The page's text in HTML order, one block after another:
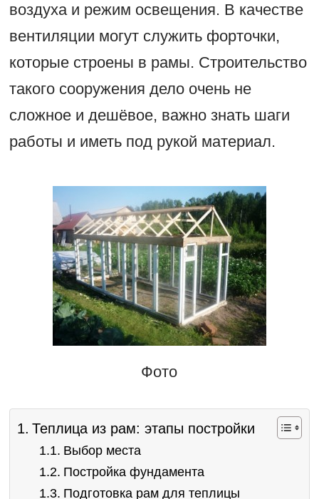
воздуха и режим освещения. В качестве
вентиляции могут служить форточки,
которые строены в рамы. Строительство
такого сооружения дело очень не
сложное и дешёвое, важно знать шаги
работы и иметь под рукой материал.
Фото
Теплица из рам: этапы постройки
Выбор места
Постройка фундамента
Подготовка рам для теплицы